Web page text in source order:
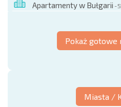
Apartamenty w Bułgarii -
Pokaż gotowe
Miasta /